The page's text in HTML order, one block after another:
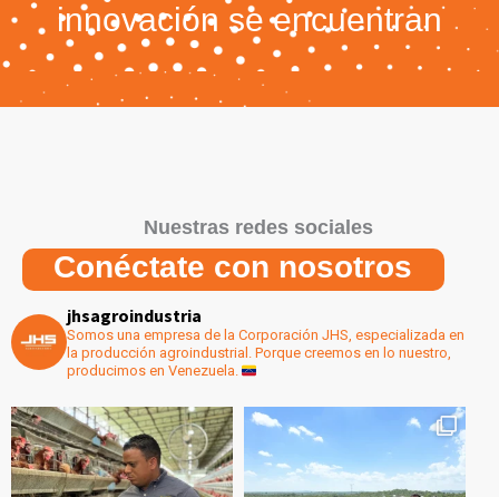
innovación se encuentran
Nuestras redes sociales
Conéctate con nosotros
jhsagroindustria
Somos una empresa de la Corporación JHS, especializada en
la producción agroindustrial. Porque creemos en lo nuestro,
producimos en Venezuela.